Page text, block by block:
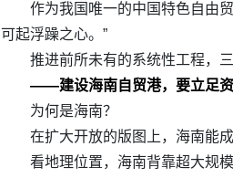
作为我国唯一的中国特色自由
可起浮躁之心。”
推进前所未有的系统性工程，
——建设海南自贸港，要立足资
为何是海南？
在扩大开放的版图上，海南能
看地理位置，海南背靠超大规